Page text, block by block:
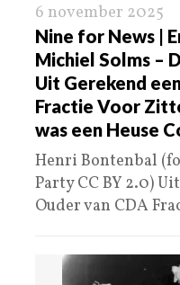
6 november 2025
Nine for News |
Michiel Solms –
Uit Gerekend
Fractie Voor
was een Heuse
Henri Bontenbal
Party CC BY 2.0)
Ouder van CDA